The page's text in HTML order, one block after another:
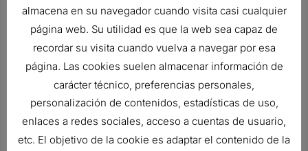
almacena en su navegador cuando visita casi cualquier
página web. Su utilidad es que la web sea capaz de
recordar su visita cuando vuelva a navegar por esa
página. Las cookies suelen almacenar información de
carácter técnico, preferencias personales,
personalización de contenidos, estadísticas de uso,
enlaces a redes sociales, acceso a cuentas de usuario,
etc. El objetivo de la cookie es adaptar el contenido de la